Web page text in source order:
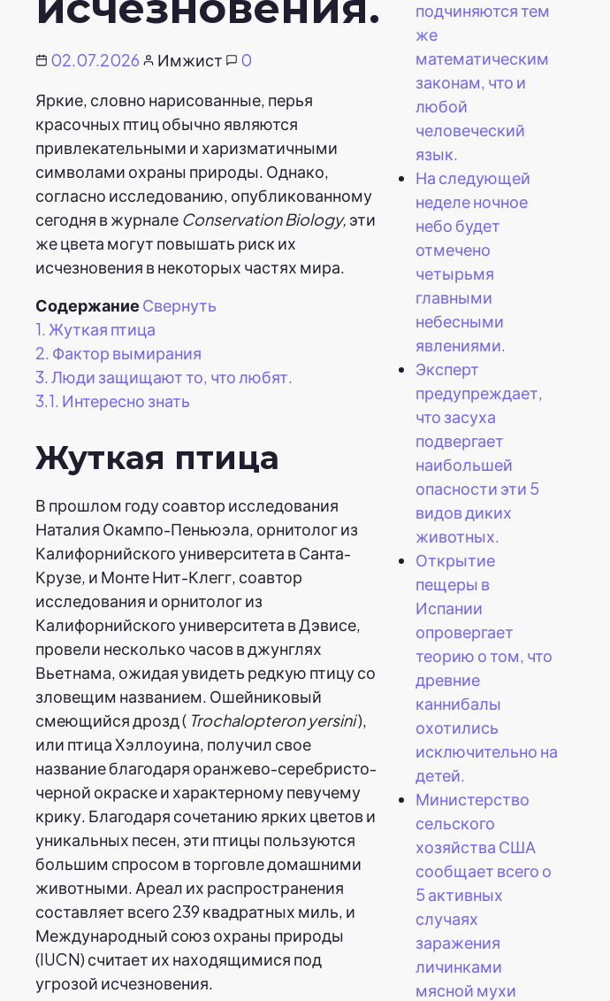
02.07.2026 Имжист
0
Яркие, словно нарисованные, перья
красочных птиц обычно являются
привлекательными и харизматичными
символами охраны природы. Однако,
согласно исследованию, опубликованному
сегодня в журнале Conservation Biology, эти
же цвета могут повышать риск их
исчезновения в некоторых частях мира.
Содержание Свернуть
1. Жуткая птица
2. Фактор вымирания
3. Люди защищают то, что любят.
3.1. Интересно знать
Жуткая птица
В прошлом году соавтор исследования
Наталия Окампо-Пеньюэла, орнитолог из
Калифорнийского университета в Санта-
Крузе, и Монте Нит-Клегг, соавтор
исследования и орнитолог из
Калифорнийского университета в Дэвисе,
провели несколько часов в джунглях
Вьетнама, ожидая увидеть редкую птицу со
зловещим названием. Ошейниковый
смеющийся дрозд ( Trochalopteron yersini),
или птица Хэллоуина, получил свое
название благодаря оранжево-серебристо-
черной окраске и характерному певучему
крику. Благодаря сочетанию ярких цветов и
уникальных песен, эти птицы пользуются
большим спросом в торговле домашними
животными. Ареал их распространения
составляет всего 239 квадратных миль, и
Международный союз охраны природы
(IUCN) считает их находящимися под
угрозой исчезновения.
подчиняются тем
же
математическим
законам, что и
любой
человеческий
язык.
На следующей
неделе ночное
небо будет
отмечено
четырьмя
главными
небесными
явлениями.
Эксперт
предупреждает,
что засуха
подвергает
наибольшей
опасности эти 5
видов диких
животных.
Открытие
пещеры в
Испании
опровергает
теорию о том, что
древние
каннибалы
охотились
исключительно на
детей.
Министерство
сельского
хозяйства США
сообщает всего о
5 активных
случаях
заражения
личинками
мясной мухи